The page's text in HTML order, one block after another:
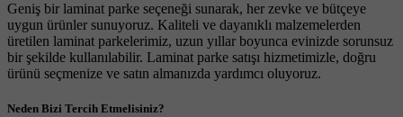
Geniş bir laminat parke seçeneği sunarak, her zevke ve bütçeye
uygun ürünler sunuyoruz. Kaliteli ve dayanıklı malzemelerden
üretilen laminat parkelerimiz, uzun yıllar boyunca evinizde sorunsuz
bir şekilde kullanılabilir. Laminat parke satışı hizmetimizle, doğru
ürünü seçmenize ve satın almanızda yardımcı oluyoruz.
Neden Bizi Tercih Etmelisiniz?